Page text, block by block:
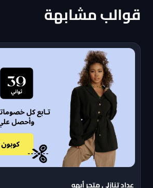
قوالب مشابهة
عداد تنازلي متجر أبهه